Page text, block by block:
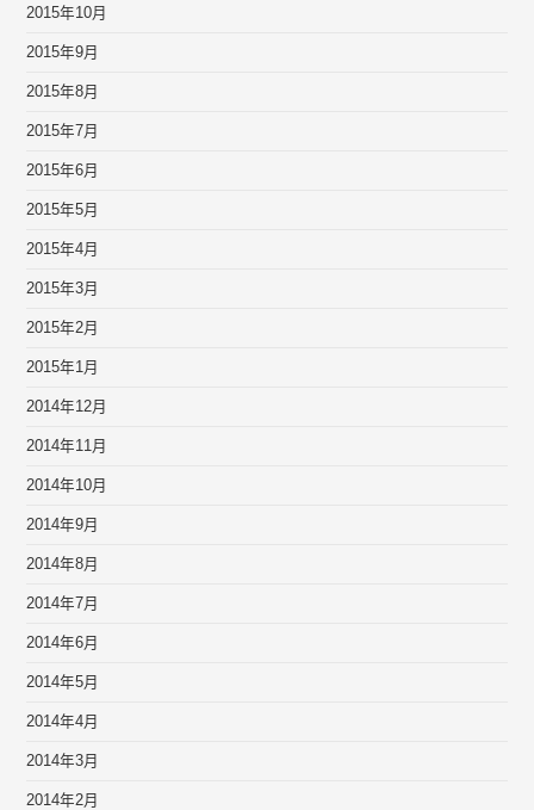
2015年10月
2015年9月
2015年8月
2015年7月
2015年6月
2015年5月
2015年4月
2015年3月
2015年2月
2015年1月
2014年12月
2014年11月
2014年10月
2014年9月
2014年8月
2014年7月
2014年6月
2014年5月
2014年4月
2014年3月
2014年2月